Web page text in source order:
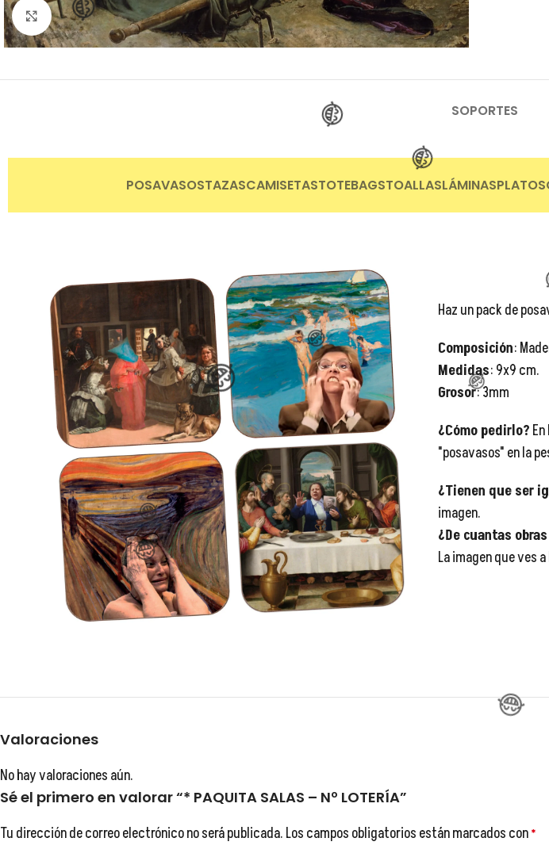
Clic para ampliar
SOPORTES
POSAVASOSTAZASCAMISETASTOTEBAGSTOALLASLÁMINASPLATOS
Haz un pack de
Composición:
Medidas: 9x9 cm.
Grosor: 3mm
¿Cómo pedirlo?
"posavasos" en la
¿Tienen que ser
imagen.
¿De cuantas
La imagen que ves
Valoraciones
No hay valoraciones aún.
Sé el primero en valorar “* PAQUITA SALAS – Nº LOTERÍA”
Tu dirección de correo electrónico no será publicada. Los campos obligatorios están marcados con*
😂
😂
😂